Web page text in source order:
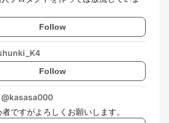
Follow
Follow
@kasasa000
ですがよろしくお願いします。